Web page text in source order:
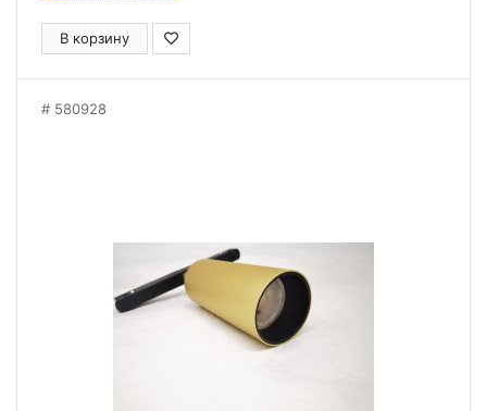
В корзину
580928